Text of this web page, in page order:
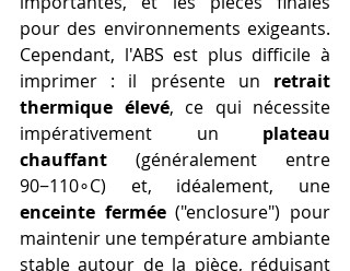
pour des environnements exigeants.
Cependant, l'ABS est plus difficile à
imprimer : il présente un retrait
thermique élevé, ce qui nécessite
impérativement un plateau
chauffant (généralement entre
enceinte fermée ("enclosure") pour
maintenir une température ambiante
stable autour de la pièce, réduisant